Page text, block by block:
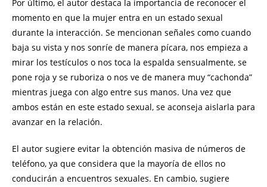
Por último, el autor destaca la importancia de reconocer el
momento en que la mujer entra en un estado sexual
durante la interacción. Se mencionan señales como cuando
baja su vista y nos sonríe de manera pícara, nos empieza a
mirar los testículos o nos toca la espalda sensualmente, se
pone roja y se ruboriza o nos ve de manera muy “cachonda”
mientras juega con algo entre sus manos. Una vez que
ambos están en este estado sexual, se aconseja aislarla para
avanzar en la relación.
El autor sugiere evitar la obtención masiva de números de
teléfono, ya que considera que la mayoría de ellos no
conducirán a encuentros sexuales. En cambio, sugiere